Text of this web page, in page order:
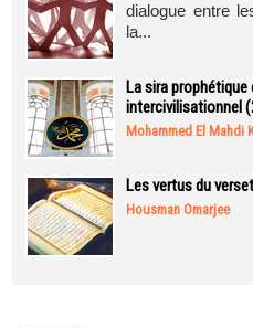
dialogue entre
la...
La sira
intercivilisationnel
Mohammed El Mahdi
Les vertus du
Housman Omarjee